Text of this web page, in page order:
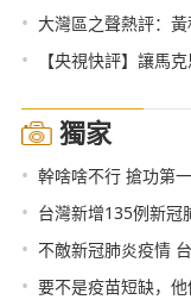
• 大灣區之聲熱評：黃
• 【央視快評】讓馬
獨家
• 幹啥啥不行 搶功第
• 台灣新增135例新冠
• 不敵新冠肺炎疫情
• 要不是疫苗短缺，他